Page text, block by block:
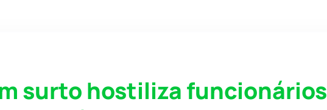
surto hostiliza funcionários